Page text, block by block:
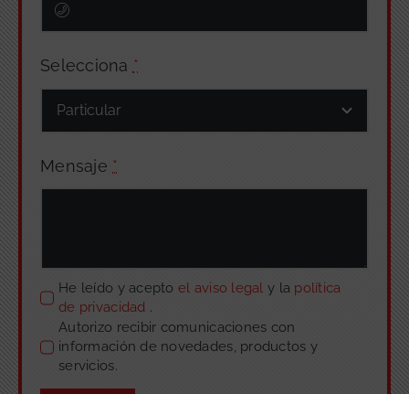
Selecciona *
Mensaje *
He leído y acepto el aviso legaly la política
de privacidad .
Autorizo recibir comunicaciones con
información de novedades, productos y
servicios.